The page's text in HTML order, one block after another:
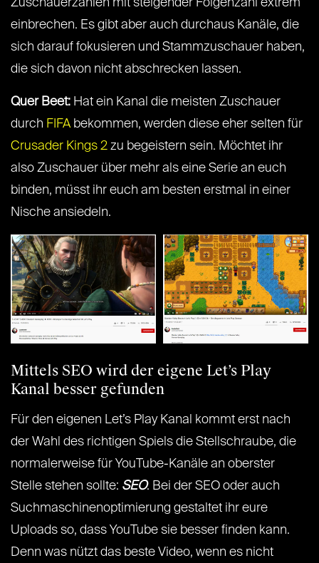
Zuschauerzahlen mit steigender Folgenzahl extrem
einbrechen. Es gibt aber auch durchaus Kanäle, die
sich darauf fokusieren und Stammzuschauer haben,
die sich davon nicht abschrecken lassen.
Quer Beet: Hat ein Kanal die meisten Zuschauer
durch FIFAbekommen, werden diese eher selten für
Crusader Kings 2 zu begeistern sein. Möchtet ihr
also Zuschauer über mehr als eine Serie an euch
binden, müsst ihr euch am besten erstmal in einer
Nische ansiedeln.
Mittels SEO wird der eigene Let’s Play
Kanal besser gefunden
Für den eigenen Let’s Play Kanal kommt erst nach
der Wahl des richtigen Spiels die Stellschraube, die
normalerweise für YouTube-Kanäle an oberster
Stelle stehen sollte: SEO. Bei der SEO oder auch
Suchmaschinenoptimierung gestaltet ihr eure
Uploads so, dass YouTube sie besser finden kann.
Denn was nützt das beste Video, wenn es nicht